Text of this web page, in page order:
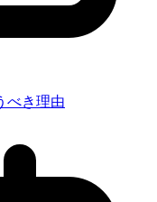
べき理由